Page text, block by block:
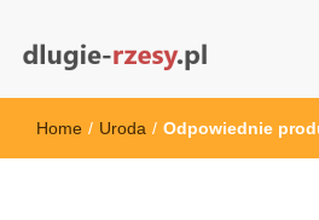
dlugie-rzesy.pl
Home / Uroda / Odpowiednie